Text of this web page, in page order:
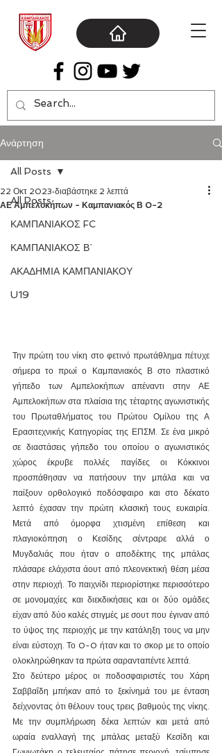
Ανάρτηση
All Posts
ΚΑΜΠΑΝΙΑΚΟΣ FC
ΚΑΜΠΑΝΙΑΚΟΣ Β΄
ΑΚΑΔΗΜΙΑ ΚΑΜΠΑΝΙΑΚΟΥ
U19
All Posts
ΑΕ Αμπελοκήπων - Καμπανιακός Β 0-2
22 Οκτ 2023 διαβάστηκε 2 λεπτά
Την πρώτη του νίκη στο φετινό πρωτάθλημα πέτυχε
σήμερα το πρωί ο Καμπανιακός Β στο πλαστικό
γήπεδο των Αμπελοκήπων απέναντι στην ΑΕ
Αμπελοκήπων στα πλαίσια της τέταρτης αγωνιστικής
του Πρωταθλήματος του Πρώτου Ομίλου της Α
Ερασιτεχνικής Κατηγορίας της ΕΠΣΜ. Σε ένα μικρό
σε διαστάσεις γήπεδο του οποίου ο αγωνιστικός
χώρος έκρυβε πολλές παγίδες οι Κόκκινοι
προσπάθησαν να πατήσουν την μπάλα και να
παίξουν ορθολογικό ποδόσφαιρο και στο δέκατο
λεπτό έχασαν την πρώτη κλασική τους ευκαιρία.
Μετά από όμορφα χτισμένη επίθεση και
πλαγιοκόπηση ο Κεσίδης σέντραρε αλλά ο
Μυγδαλιάς που ήταν ο αποδέκτης της μπάλας
πλάσαρε ελάχιστα άουτ από πλεονεκτική θέση μέσα
στην περιοχή. Το παιχνίδι περιορίστηκε περισσότερο
σε μονομαχίες και διεκδικήσεις και οι δύο ομάδες
είχαν από δύο καλές στιγμές με σουτ που έγιναν από
το ύψος της περιοχής με την κατάληξη τους να μην
είναι εύστοχη. Το 0-0 ήταν και το σκορ με το οποίο
ολοκληρώθηκαν τα πρώτα σαρανταπέντε λεπτά.
Στο δεύτερο μέρος οι ποδοσφαιριστές του Χάρη
Σαββαΐδη μπήκαν από το ξεκίνημά του με ένταση
δείχνοντας ότι θέλουν τους τρεις βαθμούς της νίκης.
Με την συμπλήρωση δέκα λεπτών και μετά από
ωραία εναλλαγή της μπάλας μεταξύ Κεσίδη και